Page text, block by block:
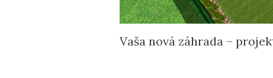
Vaša nová záhrada –